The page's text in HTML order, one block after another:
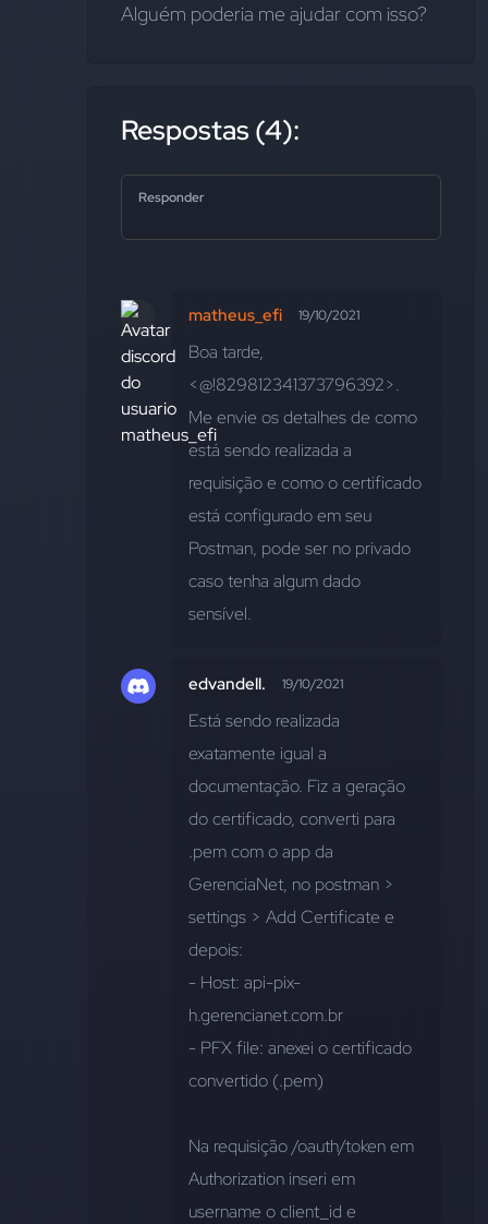
Alguém poderia me ajudar com isso?
Respostas (4):
Responder
matheus_efi 19/10/2021
Boa tarde,
<@!829812341373796392>.
Me envie os detalhes de como
está sendo realizada a
requisição e como o certificado
está configurado em seu
Postman, pode ser no privado
caso tenha algum dado
sensível.
edvandell. 19/10/2021
Está sendo realizada
exatamente igual a
documentação. Fiz a geração
do certificado, converti para
.pem com o app da
GerenciaNet, no postman >
settings > Add Certificate e
depois:
- Host: api-pix-
h.gerencianet.com.br
- PFX file: anexei o certificado
convertido (.pem)
Na requisição /oauth/token em
Authorization inseri em
username o client_id e